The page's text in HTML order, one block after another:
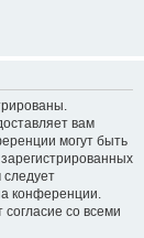
вам
могут быть
следует
конференции.
со всеми